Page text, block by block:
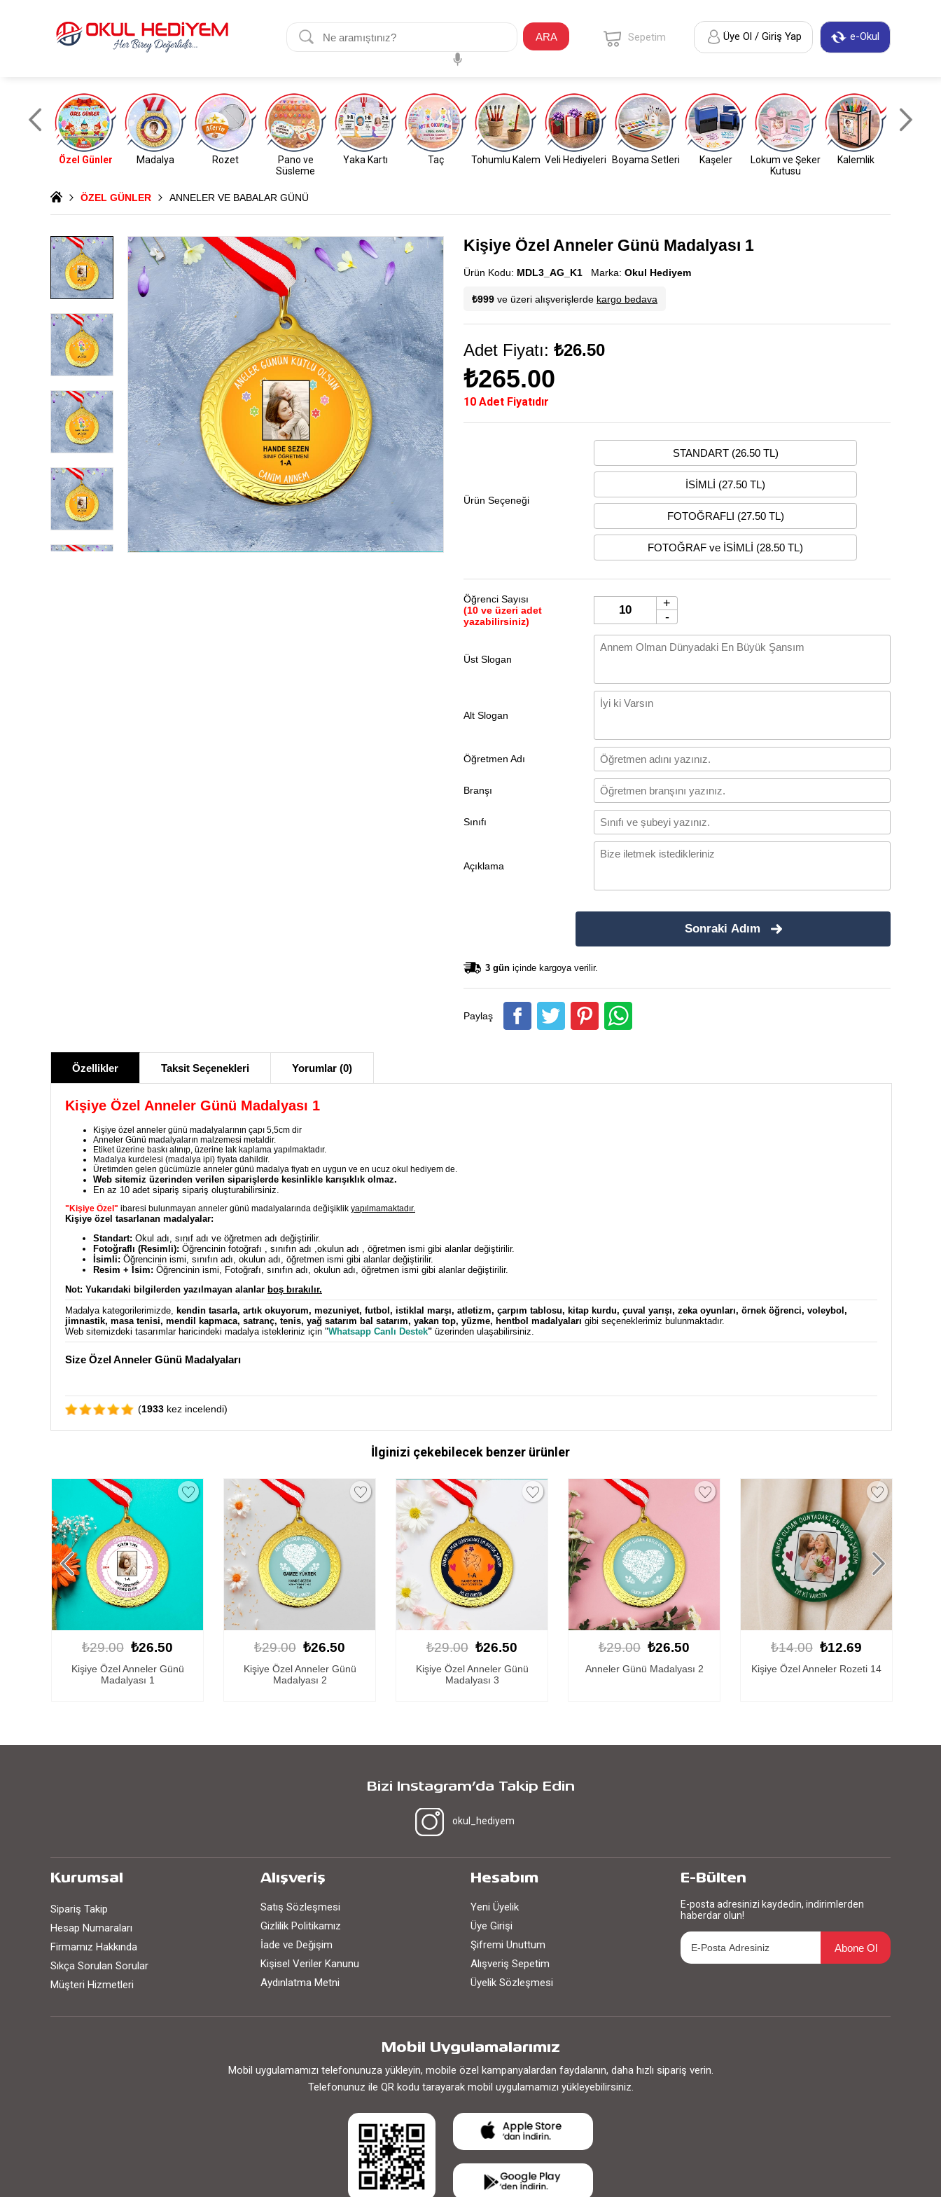
ARA e-Okul
Üye Ol / Giriş Yap
Sepetim
Özel Günler Madalya Rozet
Pano ve
Süsleme
Yaka Kartı Taç Tohumlu Kalem Veli Hediyeleri Boyama Setleri Kaşeler
Lokum ve Şeker
Kutusu
Kalemlik
ÖZEL GÜNLER ANNELER VE BABALAR GÜNÜ
Kişiye Özel Anneler Günü Madalyası 1
Ürün Kodu: MDL3_AG_K1 Marka: Okul Hediyem
₺999 ve üzeri alışverişlerde kargo bedava
Adet Fiyatı: ₺26.50
₺265.00
10 Adet Fiyatıdır
Ürün Seçeneği
STANDART (26.50 TL)
İSİMLİ (27.50 TL)
FOTOĞRAFLI (27.50 TL)
FOTOĞRAF ve İSİMLİ (28.50 TL)
Öğrenci Sayısı
(10 ve üzeri adet
yazabilirsiniz)
+
-
Üst Slogan
Alt Slogan
Öğretmen Adı
Branşı
Sınıfı
Açıklama
Sonraki Adım
3 gün içinde kargoya verilir.
Paylaş
Özellikler Taksit Seçenekleri Yorumlar (0)
Kişiye Özel Anneler Günü Madalyası 1
Kişiye özel anneler günü madalyalarının çapı 5,5cm dir
Anneler Günü madalyaların malzemesi metaldir.
Etiket üzerine baskı alınıp, üzerine lak kaplama yapılmaktadır.
Madalya kurdelesi (madalya ipi) fiyata dahildir.
Üretimden gelen gücümüzle anneler günü madalya fiyatı en uygun ve en ucuz okul hediyem de.
Web sitemiz üzerinden verilen siparişlerde kesinlikle karışıklık olmaz.
En az 10 adet sipariş sipariş oluşturabilirsiniz.
"Kişiye Özel" ibaresi bulunmayan anneler günü madalyalarında değişiklik yapılmamaktadır.
Kişiye özel tasarlanan madalyalar:
Standart: Okul adı, sınıf adı ve öğretmen adı değiştirilir.
Fotoğraflı (Resimli): Öğrencinin fotoğrafı , sınıfın adı ,okulun adı , öğretmen ismi gibi alanlar değiştirilir.
İsimli: Öğrencinin ismi, sınıfın adı, okulun adı, öğretmen ismi gibi alanlar değiştirilir.
Resim + İsim: Öğrencinin ismi, Fotoğrafı, sınıfın adı, okulun adı, öğretmen ismi gibi alanlar değiştirilir.
Not: Yukarıdaki bilgilerden yazılmayan alanlar boş bırakılır.
Madalya kategorilerimizde, kendin tasarla, artık okuyorum, mezuniyet, futbol , istiklal marşı, atletizm, çarpım tablosu, kitap kurdu, çuval yarışı, zeka oyunları, örnek öğrenci, voleybol ,
jimnastik, masa tenisi, mendil kapmaca, satranç, tenis, yağ satarım bal satarım, yakan top, yüzme, hentbol madalyaları gibi seçeneklerimiz bulunmaktadır.
Web sitemizdeki tasarımlar haricindeki madalya istekleriniz için "Whatsapp Canlı Destek" üzerinden ulaşabilirsiniz.
Size Özel Anneler Günü Madalyaları
(1933 kez incelendi)
İlginizi çekebilecek benzer ürünler
₺29.00 ₺26.50
Kişiye Özel Anneler Günü
Madalyası 2
₺29.00 ₺26.50
Kişiye Özel Anneler Günü
Madalyası 3
₺29.00 ₺26.50
Anneler Günü Madalyası 2
₺14.00 ₺12.69
Kişiye Özel Anneler Rozeti 14
₺29.00 ₺26.50
Anneler Günü Madalyası 1
Bizi Instagram’da Takip Edin
okul_hediyem
Kurumsal
Sipariş Takip
Hesap Numaraları
Firmamız Hakkında
Sıkça Sorulan Sorular
Müşteri Hizmetleri
Alışveriş
Satış Sözleşmesi
Gizlilik Politikamız
İade ve Değişim
Kişisel Veriler Kanunu
Aydınlatma Metni
Hesabım
Yeni Üyelik
Üye Girişi
Şifremi Unuttum
Alışveriş Sepetim
Üyelik Sözleşmesi
E-Bülten
E-posta adresinizi kaydedin, indirimlerden
haberdar olun!
Abone Ol
Mobil Uygulamalarımız
Mobil uygulamamızı telefonunuza yükleyin, mobile özel kampanyalardan faydalanın, daha hızlı sipariş verin.
Telefonunuz ile QR kodu tarayarak mobil uygulamamızı yükleyebilirsiniz.